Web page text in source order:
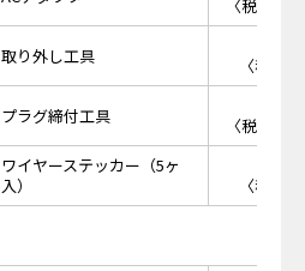
〈税抜価
取り外し工具
〈税抜
プラグ締付工具
〈税抜価
ワイヤーステッカー（5ヶ
入）
〈税抜